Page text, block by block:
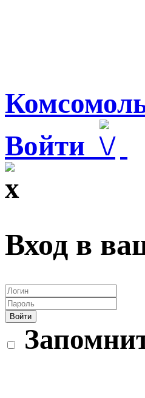
Войти
Вход в
Войти